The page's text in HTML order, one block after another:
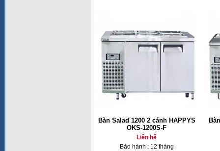
Bàn Salad 1200 2 cánh HAPPYS
OKS-1200S-F
Liên hệ
Bảo hành : 12 tháng